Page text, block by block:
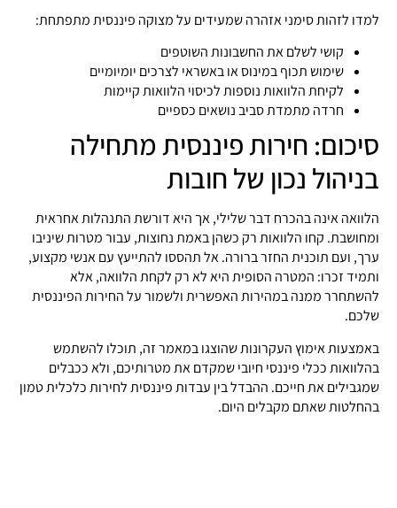
למדו לזהות סימני אזהרה שמעידים על מצוקה פיננסית מתפתחת:
קושי לשלם את החשבונות השוטפים
שימוש תכוף במינוס או באשראי לצרכים יומיומיים
לקיחת הלוואות נוספות לכיסוי הלוואות קיימות
חרדה מתמדת סביב נושאים כספיים
סיכום: חירות פיננסית מתחילה
בניהול נכון של חובות
הלוואה אינה בהכרח דבר שלילי, אך היא דורשת התנהלות אחראית
ומחושבת. קחו הלוואות רק כשהן באמת נחוצות, עבור מטרות שיניבו
ערך, ועם תוכנית החזר ברורה. אל תהססו להתייעץ עם אנשי מקצוע,
ותמיד זכרו: המטרה הסופית היא לא רק לקחת הלוואה, אלא
להשתחרר ממנה במהירות האפשרית ולשמור על החירות הפיננסית
שלכם.
באמצעות אימוץ העקרונות שהוצגו במאמר זה, תוכלו להשתמש
בהלוואות ככלי פיננסי חיובי שמקדם את מטרותיכם, ולא ככבלים
שמגבילים את חייכם. ההבדל בין עבדות פיננסית לחירות כלכלית טמון
בהחלטות שאתם מקבלים היום.